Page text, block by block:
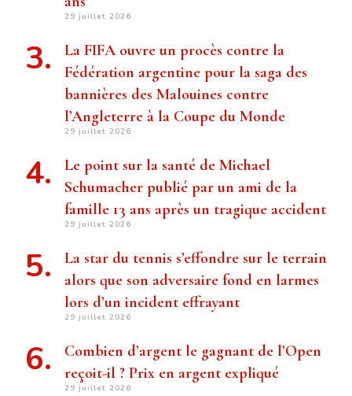
29 juillet 2026
La FIFA ouvre un procès contre la
Fédération argentine pour la saga des
bannières des Malouines contre
l’Angleterre à la Coupe du Monde
29 juillet 2026
Le point sur la santé de Michael
Schumacher publié par un ami de la
famille 13 ans après un tragique accident
29 juillet 2026
La star du tennis s’effondre sur le terrain
alors que son adversaire fond en larmes
lors d’un incident effrayant
29 juillet 2026
Combien d’argent le gagnant de l’Open
reçoit-il ? Prix ​​en argent expliqué
29 juillet 2026